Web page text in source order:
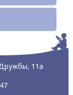
11а